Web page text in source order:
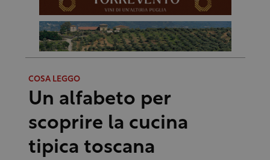
COSA LEGGO
Un alfabeto per
scoprire la cucina
tipica toscana